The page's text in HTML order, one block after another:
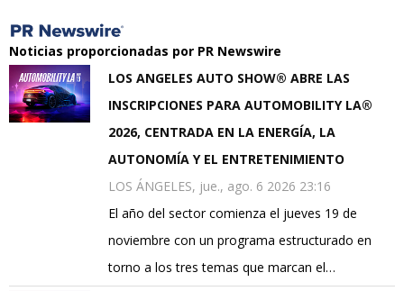
Noticias proporcionadas por PR Newswire
LOS ANGELES AUTO SHOW® ABRE LAS
INSCRIPCIONES PARA AUTOMOBILITY LA®
2026, CENTRADA EN LA ENERGÍA, LA
AUTONOMÍA Y EL ENTRETENIMIENTO
LOS ÁNGELES, jue., ago. 6 2026 23:16
El año del sector comienza el jueves 19 de
noviembre con un programa estructurado en
torno a los tres temas que marcan el…